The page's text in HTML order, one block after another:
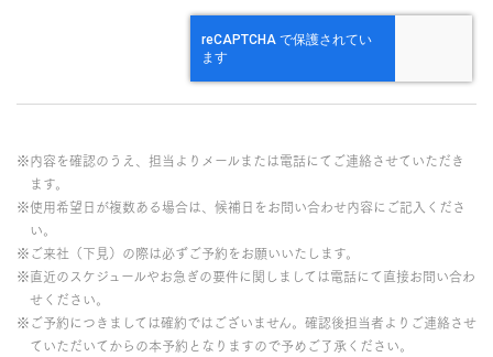
※内容を確認のうえ、担当よりメールまたは電話にてご連絡させていただき
ます。
※使用希望日が複数ある場合は、候補日をお問い合わせ内容にご記入くださ
い。
※ご来社（下見）の際は必ずご予約をお願いいたします。
※直近のスケジュールやお急ぎの要件に関しましては電話にて直接お問い合わ
せください。
※ご予約につきましては確約ではございません。確認後担当者よりご連絡させ
ていただいてからの本予約となりますので予めご了承ください。